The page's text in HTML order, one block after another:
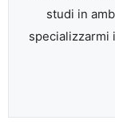
studi in
specializzarmi